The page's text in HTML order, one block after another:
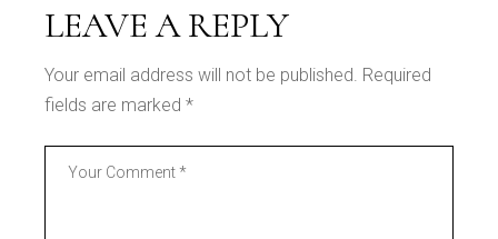
LEAVE A REPLY
Your email address will not be published. Required
fields are marked*